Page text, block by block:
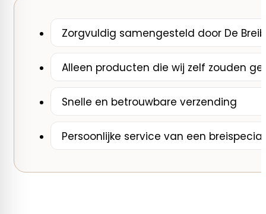
Zorgvuldig samengesteld door De
Alleen producten die wij zelf zouden
Snelle en betrouwbare verzending
Persoonlijke service van een